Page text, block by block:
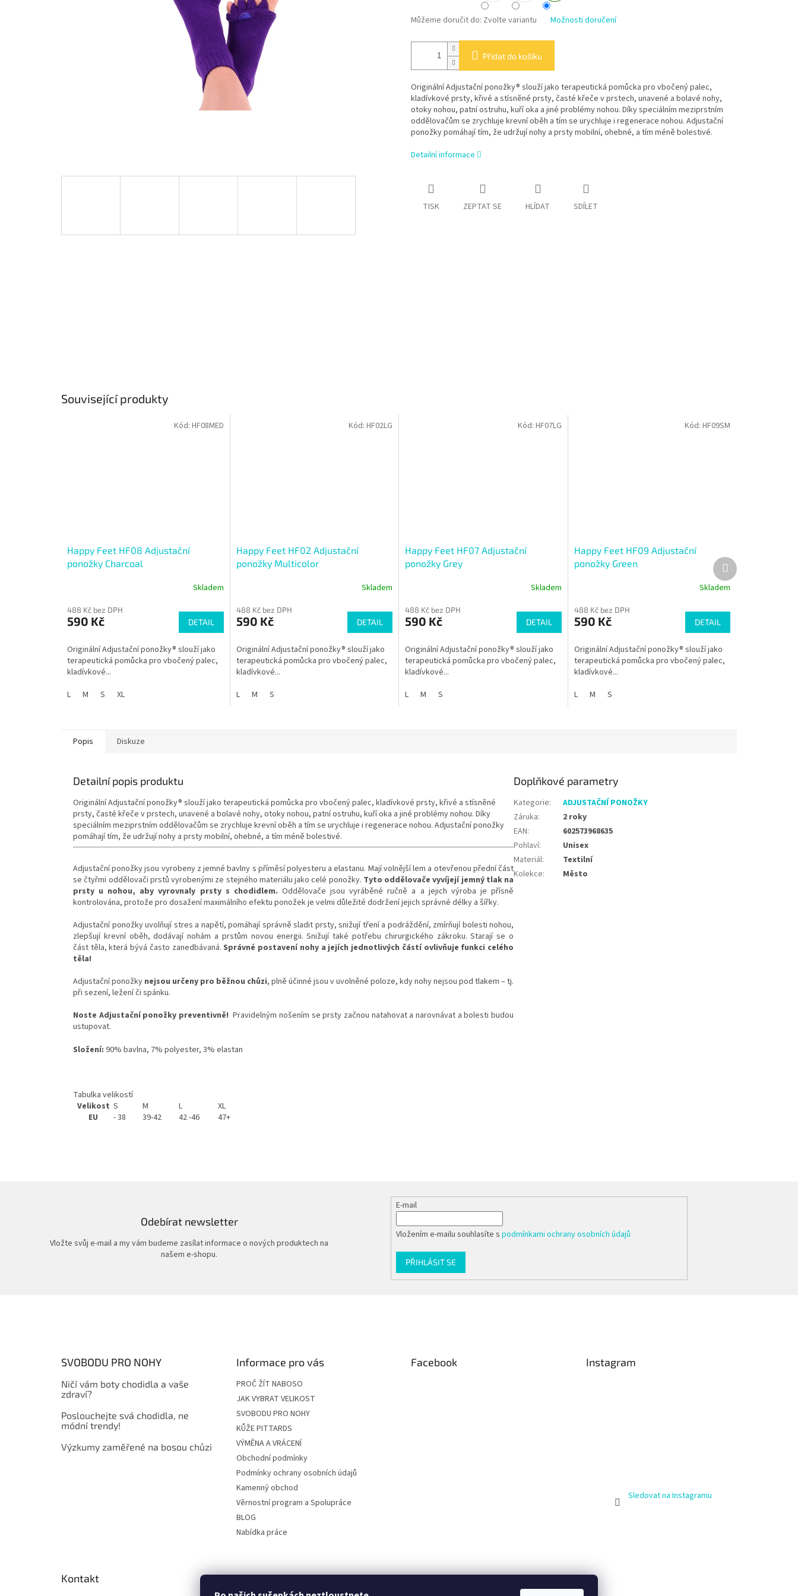
Můžeme doručit do: Zvolte variantu Možnosti doručení
Přidat do košíku
Originální Adjustační ponožky® slouží jako terapeutická pomůcka pro vbočený palec,
kladívkové prsty, křivé a stísněné prsty, časté křeče v prstech, unavené a bolavé nohy,
otoky nohou, patní ostruhu, kuří oka a jiné problémy nohou. Díky speciálním meziprstním
oddělovačům se zrychluje krevní oběh a tím se urychluje i regenerace nohou. Adjustační
ponožky pomáhají tím, že udržují nohy a prsty mobilní, ohebné, a tím méně bolestivé.
Detailní informace
TISK ZEPTAT SE HLÍDAT SDÍLET
Související produkty
Happy Feet HF08 Adjustační
ponožky Charcoal
Skladem
488 Kč bez DPH
590 Kč DETAIL
Originální Adjustační ponožky® slouží jako
terapeutická pomůcka pro vbočený palec,
kladívkové...
L
M S XL
Kód: HF08MED
Happy Feet HF02 Adjustační
ponožky Multicolor
Skladem
488 Kč bez DPH
590 Kč DETAIL
Originální Adjustační ponožky® slouží jako
terapeutická pomůcka pro vbočený palec,
kladívkové...
L
M S
Kód: HF02LG
Happy Feet HF07 Adjustační
ponožky Grey
Skladem
488 Kč bez DPH
590 Kč DETAIL
Originální Adjustační ponožky® slouží jako
terapeutická pomůcka pro vbočený palec,
kladívkové...
L
M S
Kód: HF07LG
Happy Feet HF09 Adjustační
ponožky Green
Skladem
488 Kč bez DPH
590 Kč DETAIL
Originální Adjustační ponožky® slouží jako
terapeutická pomůcka pro vbočený palec,
kladívkové...
L
M S
Kód: HF09SM
Další
produkt
Popis Diskuze
Detailní popis produktu
Originální Adjustační ponožky® slouží jako terapeutická pomůcka pro vbočený palec, kladívkové prsty, křivé a stísněné
prsty, časté křeče v prstech, unavené a bolavé nohy, otoky nohou, patní ostruhu, kuří oka a jiné problémy nohou. Díky
speciálním meziprstním oddělovačům se zrychluje krevní oběh a tím se urychluje i regenerace nohou. Adjustační ponožky
pomáhají tím, že udržují nohy a prsty mobilní, ohebné, a tím méně bolestivé.
Adjustační ponožky jsou vyrobeny z jemné bavlny s příměsí polyesteru a elastanu. Mají volnější lem a otevřenou přední část
se čtyřmi oddělovači prstů vyrobenými ze stejného materiálu jako celé ponožky. Tyto oddělovače vyvíjejí jemný tlak na
prsty u nohou, aby vyrovnaly prsty s chodidlem. Oddělovače jsou vyráběné ručně a a jejich výroba je přísně
kontrolována, protože pro dosažení maximálního efektu ponožek je velmi důležité dodržení jejich správné délky a šířky.
Adjustační ponožky uvolňují stres a napětí, pomáhají správně sladit prsty, snižují tření a podráždění, zmírňují bolesti nohou,
zlepšují krevní oběh, dodávají nohám a prstům novou energii. Snižují také potřebu chirurgického zákroku. Starají se o
část těla, která bývá často zanedbávaná.Správné postavení nohy a jejích jednotlivých částí ovlivňuje funkci celého
těla!
Adjustační ponožky nejsou určeny pro běžnou chůzi, plně účinné jsou v uvolněné poloze, kdy nohy nejsou pod tlakem – tj.
při sezení, ležení či spánku.
Noste Adjustační ponožky preventivně!Pravidelným nošením se prsty začnou natahovat a narovnávat a bolesti budou
ustupovat.
Složení: 90% bavlna, 7% polyester, 3% elastan
Tabulka velikostí
Velikost S M L
XL
EU
- 38 39-42 42 -46 47+
Doplňkové parametry
Kategorie:
ADJUSTAČNÍ PONOŽKY
Záruka:
2 roky
EAN:
602573968635
Pohlaví:
Unisex
Materiál:
Textilní
Kolekce: Město
Odebírat newsletter
Vložte svůj e-mail a my vám budeme zasílat informace o nových produktech na
našem e-shopu.
E-mail
Vložením e-mailu souhlasíte spodmínkami ochrany osobních údajů
PŘIHLÁSIT SE
SVOBODU PRO NOHY
Ničí vám boty chodidla a vaše
zdraví?
Poslouchejte svá chodidla, ne
módní trendy!
Výzkumy zaměřené na bosou chůzi
Informace pro vás
PROČ ŽÍT NABOSO
JAK VYBRAT VELIKOST
SVOBODU PRO NOHY
KŮŽE PITTARDS
VÝMĚNA A VRÁCENÍ
Obchodní podmínky
Podmínky ochrany osobních údajů
Kamenný obchod
Věrnostní program a Spolupráce
BLOG
Nabídka práce
Facebook Instagram
Sledovat na Instagramu
Kontakt